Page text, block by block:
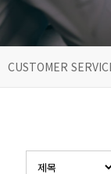
CUSTOMER